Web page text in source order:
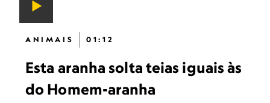
ANIMAIS 01:12
Esta aranha solta teias iguais às
do Homem-aranha